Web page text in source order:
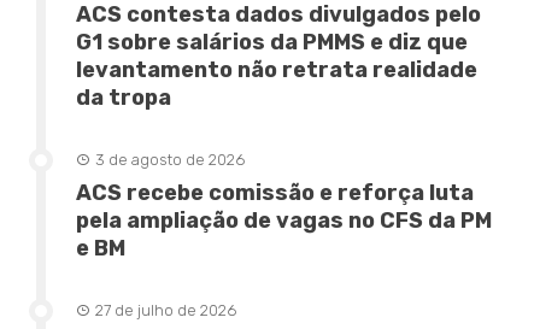
ACS contesta dados divulgados pelo
G1 sobre salários da PMMS e diz que
levantamento não retrata realidade
da tropa
3 de agosto de 2026
ACS recebe comissão e reforça luta
pela ampliação de vagas no CFS da PM
e BM
27 de julho de 2026